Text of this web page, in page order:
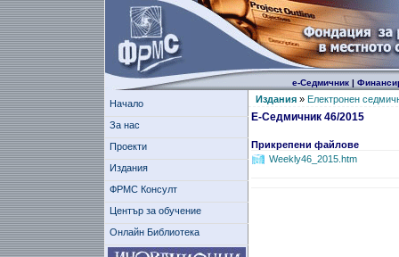
е-Седмичник|
Начало
За нас
Проекти
Издания
ФРМС Консулт
Център за обучение
Онлайн Библиотека
Издания» Електронен
Е-Седмичник 46/2015
Прикрепени файлове
Weekly46_2015.htm